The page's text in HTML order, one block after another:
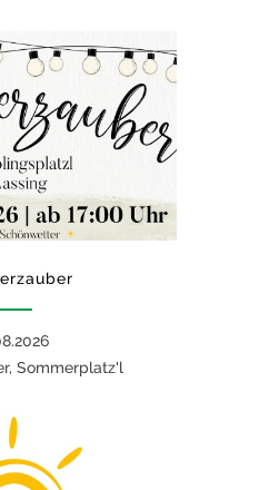
Sommerplatz'l